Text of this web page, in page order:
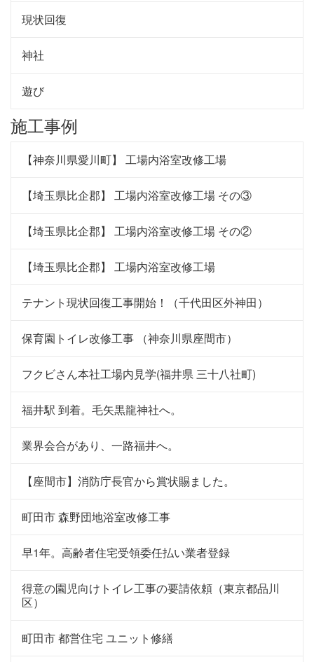
現状回復
神社
遊び
施工事例
【神奈川県愛川町】 工場内浴室改修工場
【埼玉県比企郡】 工場内浴室改修工場 その③
【埼玉県比企郡】 工場内浴室改修工場 その②
【埼玉県比企郡】 工場内浴室改修工場
テナント現状回復工事開始！（千代田区外神田）
保育園トイレ改修工事 （神奈川県座間市）
フクビさん本社工場内見学(福井県 三十八社町)
福井駅 到着。毛矢黒龍神社へ。
業界会合があり、一路福井へ。
【座間市】消防庁長官から賞状賜ました。
町田市 森野団地浴室改修工事
早1年。高齢者住宅受領委任払い業者登録
得意の園児向けトイレ工事の要請依頼（東京都品川
区）
町田市 都営住宅 ユニット修繕